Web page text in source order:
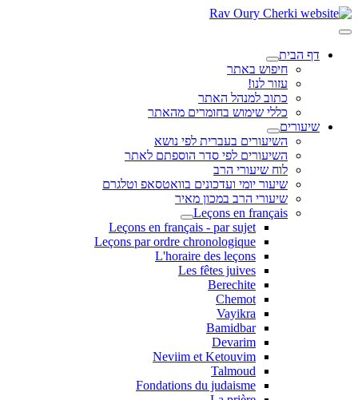
דף הבית
חיפוש באתר
עזור לנו!
כתוב למנהל האתר
כללי שימוש בחומרים מהאתר
שיעורים
השיעורים בעברית לפי נושא
השיעורים לפי סדר הוספתם לאתר
לוח שיעורי הרב
שיעור יומי ועדכונים בוואטסאפ וטלגרם
שיעורי הרב במכון מאיר
Leçons en français
Leçons en français - par sujet
Leçons par ordre chronologique
L'horaire des leçons
Les fêtes juives
Berechite
Chemot
Vayikra
Bamidbar
Devarim
Neviim et Ketouvim
Talmoud
Fondations du judaisme